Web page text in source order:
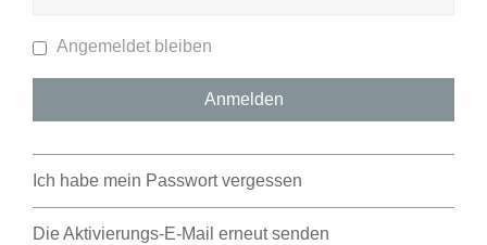
Angemeldet bleiben
Ich habe mein Passwort vergessen
Die Aktivierungs-E-Mail erneut senden